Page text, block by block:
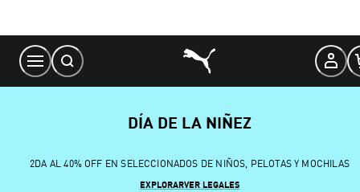
Content
DÍA DE LA NIÑEZ
2DA AL 40% OFF EN SELECCIONADOS DE NIÑOS, PELOTAS Y MOCHILAS
EXPLORARVER LEGALES